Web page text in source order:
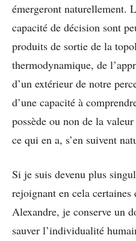
émergeront naturellement.
capacité de décision sont
produits de sortie de la
thermodynamique, de
d’un extérieur de notre
d’une capacité à
possède ou non de la
ce qui en a, s’en suivent
Si je suis devenu plus
rejoignant en cela
Alexandre, je conserve un
sauver l’individualité